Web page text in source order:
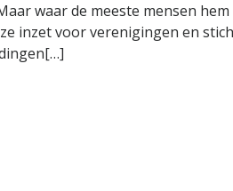
waar de meeste mensen hem
inzet voor verenigingen en